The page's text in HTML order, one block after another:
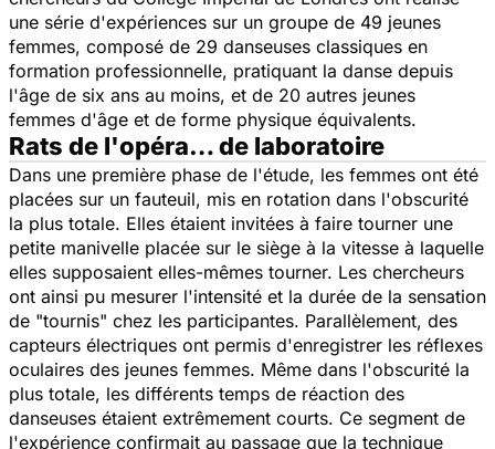
une série d'expériences sur un groupe de 49 jeunes
femmes, composé de 29 danseuses classiques en
formation professionnelle, pratiquant la danse depuis
l'âge de six ans au moins, et de 20 autres jeunes
femmes d'âge et de forme physique équivalents.
Rats de l'opéra… de laboratoire
Dans une première phase de l'étude, les femmes ont été
placées sur un fauteuil, mis en rotation dans l'obscurité
la plus totale. Elles étaient invitées à faire tourner une
petite manivelle placée sur le siège à la vitesse à laquelle
elles supposaient elles-mêmes tourner. Les chercheurs
ont ainsi pu mesurer l'intensité et la durée de la sensation
de "tournis" chez les participantes. Parallèlement, des
capteurs électriques ont permis d'enregistrer les réflexes
oculaires des jeunes femmes. Même dans l'obscurité la
plus totale, les différents temps de réaction des
danseuses étaient extrêmement courts. Ce segment de
l'expérience confirmait au passage que la technique